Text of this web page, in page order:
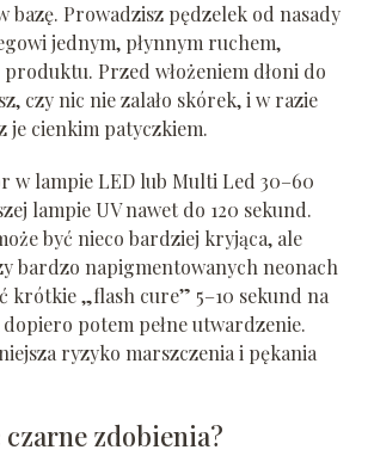
bazę. Prowadzisz pędzelek od nasady
jednym, płynnym ruchem,
Przed włożeniem dłoni do
czy nic nie zalało skórek, i w razie
je cienkim patyczkiem.
w lampie LED lub Multi Led 30–60
lampie UV nawet do 120 sekund.
być nieco bardziej kryjąca, ale
bardzo napigmentowanych neonach
krótkie „flash cure” 5–10 sekund na
potem pełne utwardzenie.
ryzyko marszczenia i pękania
czarne zdobienia?